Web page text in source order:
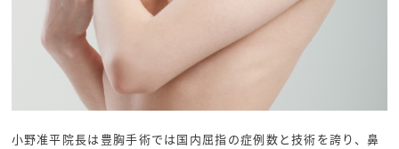
小野准平院長は豊胸手術では国内屈指の症例数と技術を誇り、鼻